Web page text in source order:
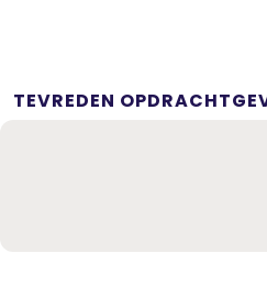
TEVREDEN